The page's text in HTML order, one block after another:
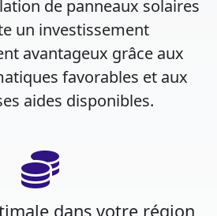
de panneaux solaires
un investissement
avantageux grâce aux
favorables et aux
aides disponibles.
dans votre région